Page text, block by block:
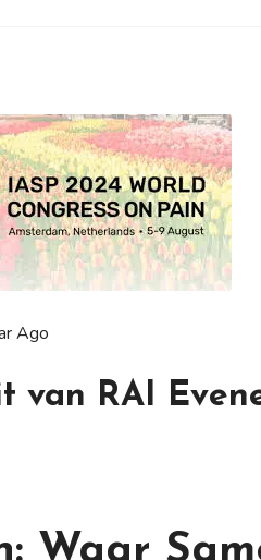
Ago
van RAI
Waar